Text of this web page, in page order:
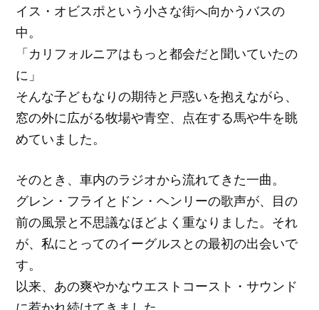
イス・オビスポという小さな街へ向かうバスの
中。
「カリフォルニアはもっと都会だと聞いていたの
に」
そんな子どもなりの期待と戸惑いを抱えながら、
窓の外に広がる牧場や青空、点在する馬や牛を眺
めていました。
そのとき、車内のラジオから流れてきた一曲。
グレン・フライとドン・ヘンリーの歌声が、目の
前の風景と不思議なほどよく重なりました。それ
が、私にとってのイーグルスとの最初の出会いで
す。
以来、あの爽やかなウエストコースト・サウンド